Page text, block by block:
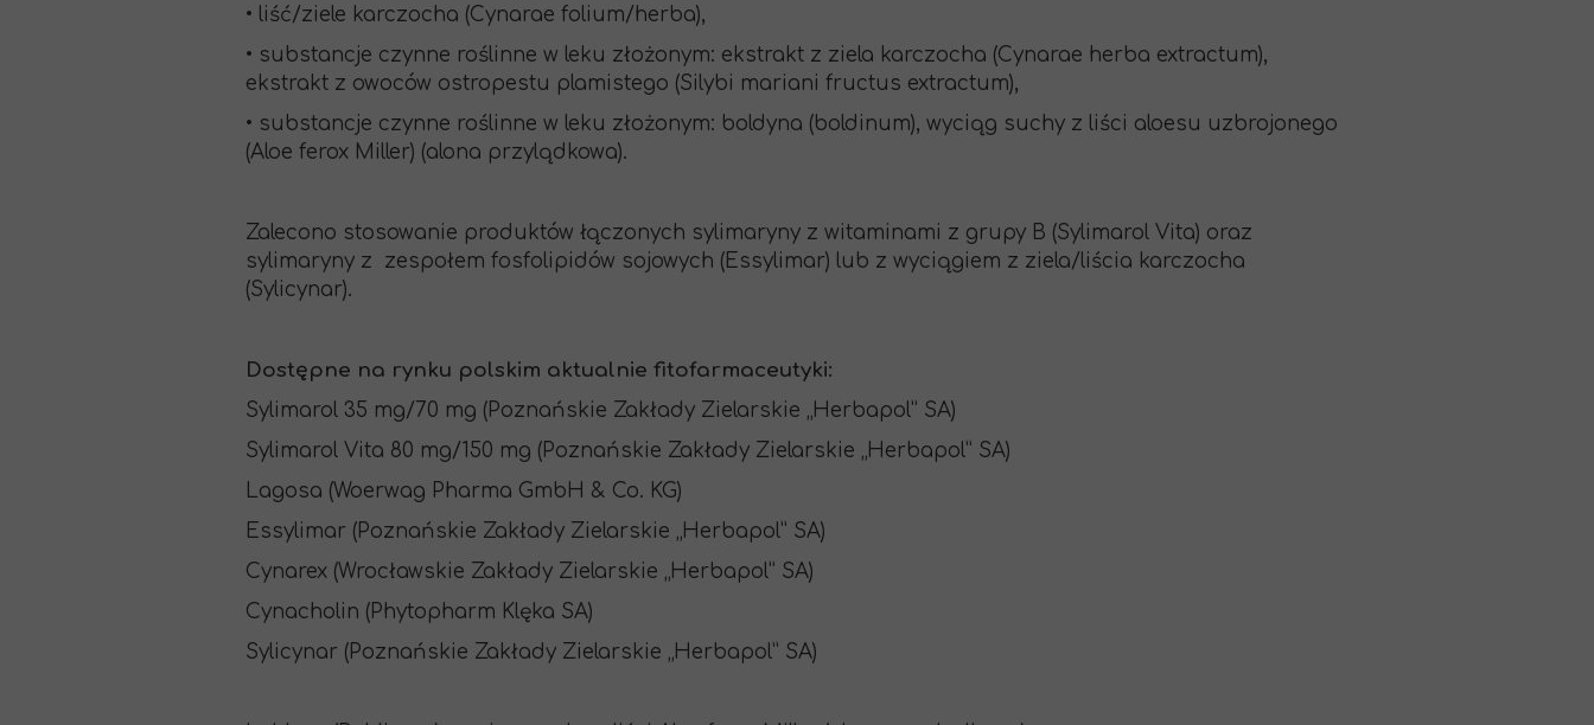
• liść/ziele karczocha (Cynarae folium/herba),
• substancje czynne roślinne w leku złożonym: ekstrakt z ziela karczocha (Cynarae herba extractum),
ekstrakt z owoców ostropestu plamistego (Silybi mariani fructus extractum),
• substancje czynne roślinne w leku złożonym: boldyna (boldinum), wyciąg suchy z liści aloesu uzbrojonego
(Aloe ferox Miller) (alona przylądkowa).
Zalecono stosowanie produktów łączonych sylimaryny z witaminami z grupy B (Sylimarol Vita) oraz
sylimaryny z zespołem fosfolipidów sojowych (Essylimar) lub z wyciągiem z ziela/liścia karczocha
(Sylicynar).
Dostępne na rynku polskim aktualnie fitofarmaceutyki:
Sylimarol 35 mg/70 mg (Poznańskie Zakłady Zielarskie „Herbapol” SA)
Sylimarol Vita 80 mg/150 mg (Poznańskie Zakłady Zielarskie „Herbapol” SA)
Lagosa (Woerwag Pharma GmbH & Co. KG)
Essylimar (Poznańskie Zakłady Zielarskie „Herbapol” SA)
Cynarex (Wrocławskie Zakłady Zielarskie „Herbapol” SA)
Cynacholin (Phytopharm Klęka SA)
Sylicynar (Poznańskie Zakłady Zielarskie „Herbapol” SA)